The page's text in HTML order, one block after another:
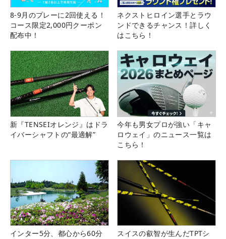
8-9月のプレーに2回使える！
コース限定2,000円クーポン
配布中！
ネクストヒロイン選手とラウ
ンドできるチャンス！詳しく
はこちら！
新『TENSEIオレンジ』はドラ
イバーシャフトの“最適解”
今年も男女プロが強い「キャ
ロウェイ」のニュース一覧は
こちら！
インター5分、都心から60分
スイスの叡智が生んだTPTシ